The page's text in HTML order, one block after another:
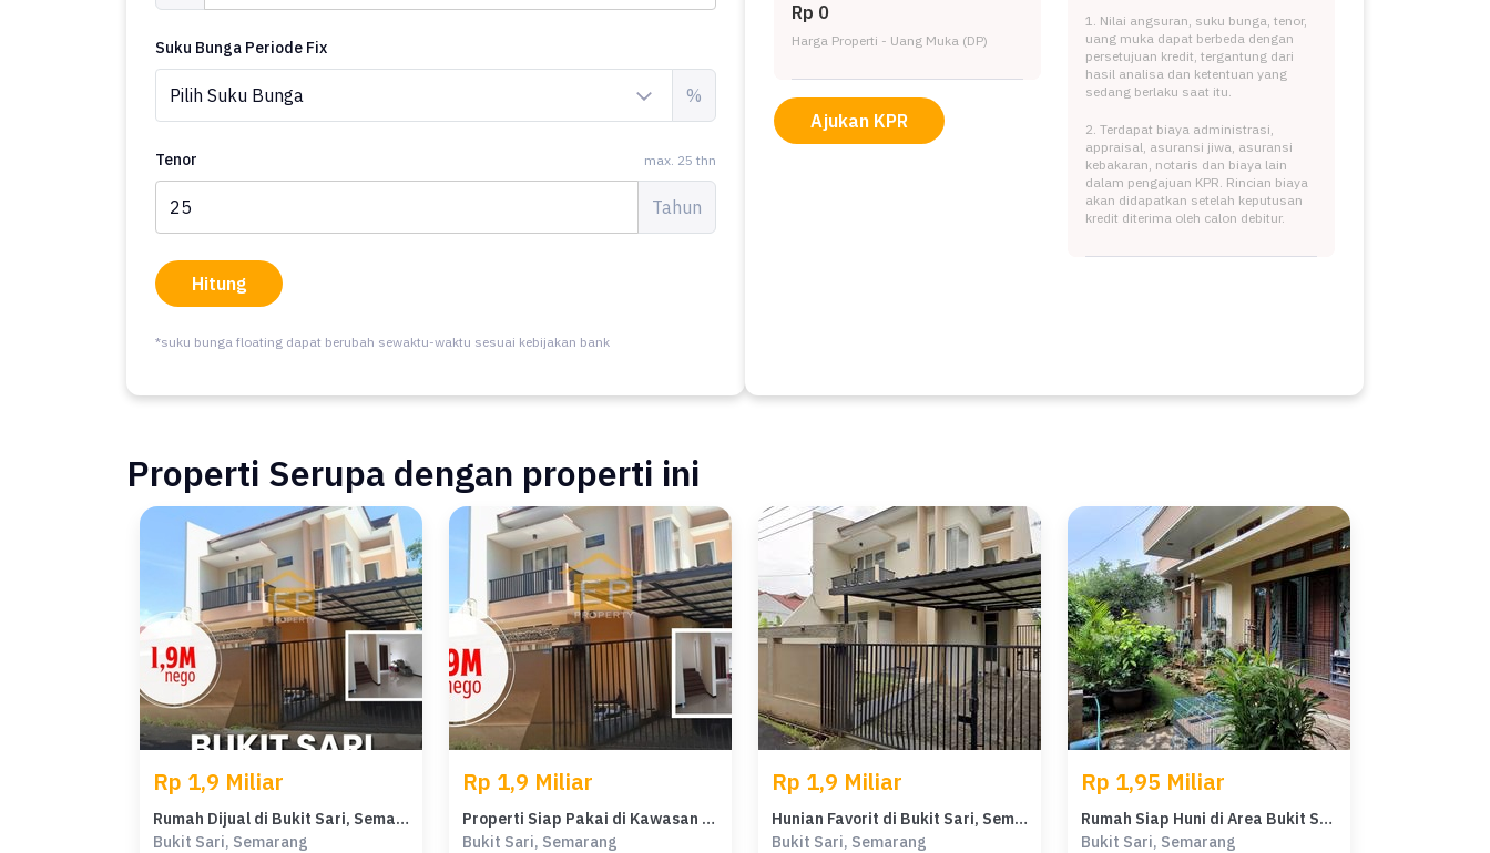
Suku Bunga Periode Fix
%
Tenor max. 25 thn
Tahun
Hitung
*suku bunga floating dapat berubah sewaktu-waktu sesuai kebijakan bank
Rp 0
Harga Properti - Uang Muka (DP)
Ajukan KPR
1. Nilai angsuran, suku bunga, tenor,
uang muka dapat berbeda dengan
persetujuan kredit, tergantung dari
hasil analisa dan ketentuan yang
sedang berlaku saat itu.
2. Terdapat biaya administrasi,
appraisal, asuransi jiwa, asuransi
kebakaran, notaris dan biaya lain
dalam pengajuan KPR. Rincian biaya
akan didapatkan setelah keputusan
kredit diterima oleh calon debitur.
Properti Serupa dengan properti ini
Rp 1,9 Miliar
Rumah Dijual di Bukit Sari, Semarang, LB 180m², Harga Terbaik!
Bukit Sari, Semarang
Rp 1,9 Miliar
Properti Siap Pakai di Kawasan Bukit Sari, Semarang, LT 172m²
Bukit Sari, Semarang
Rp 1,9 Miliar
Hunian Favorit di Bukit Sari, Semarang, 3 KT, Harga 1,9 Miliar
Bukit Sari, Semarang
Rp 1,95 Miliar
Rumah Siap Huni di Area Bukit Sari, Semarang, LT 280m²
Bukit Sari, Semarang